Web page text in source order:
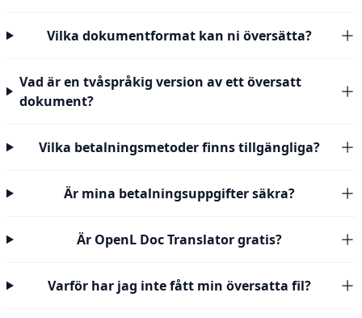
Vilka dokumentformat kan ni översätta?
Vad är en tvåspråkig version av ett översatt
dokument?
Vilka betalningsmetoder finns tillgängliga?
Är mina betalningsuppgifter säkra?
Är OpenL Doc Translator gratis?
Varför har jag inte fått min översatta fil?